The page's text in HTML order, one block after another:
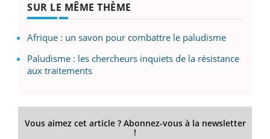
SUR LE MÊME THÈME
Afrique : un savon pour combattre le paludisme
Paludisme : les chercheurs inquiets de la résistance
aux traitements
Vous aimez cet article ? Abonnez-vous à la newsletter
!